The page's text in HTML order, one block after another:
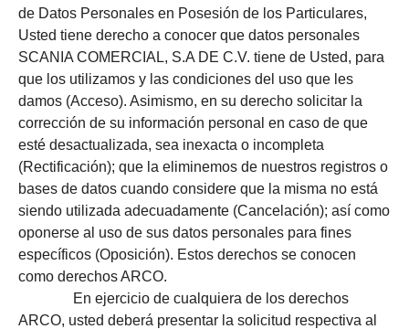
de Datos Personales en Posesión de los Particulares,
Usted tiene derecho a conocer que datos personales
SCANIA COMERCIAL, S.A DE C.V. tiene de Usted, para
que los utilizamos y las condiciones del uso que les
damos (Acceso). Asimismo, en su derecho solicitar la
corrección de su información personal en caso de que
esté desactualizada, sea inexacta o incompleta
(Rectificación); que la eliminemos de nuestros registros o
bases de datos cuando considere que la misma no está
siendo utilizada adecuadamente (Cancelación); así como
oponerse al uso de sus datos personales para fines
específicos (Oposición). Estos derechos se conocen
como derechos ARCO.
En ejercicio de cualquiera de los derechos
ARCO, usted deberá presentar la solicitud respectiva al